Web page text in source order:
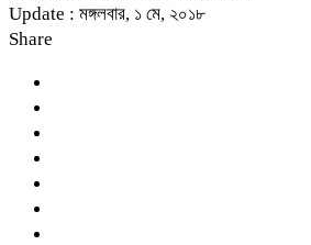
Update : মঙ্গলবার, ১ মে, ২০১৮
Share